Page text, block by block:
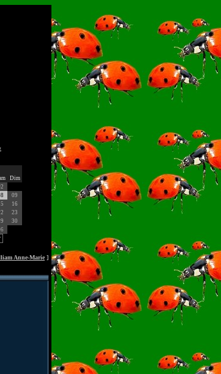
Dim
09
16
23
30
Anne-Marie ]